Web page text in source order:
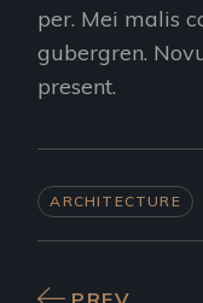
per. Mei malis
gubergren.
present.
ARCHITECTURE